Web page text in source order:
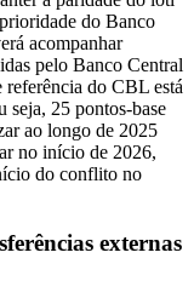
do Banco
acompanhar
pelo Banco Central
do CBL está
seja, 25 pontos-base
ao longo de 2025
no início de 2026,
do conflito no
externas